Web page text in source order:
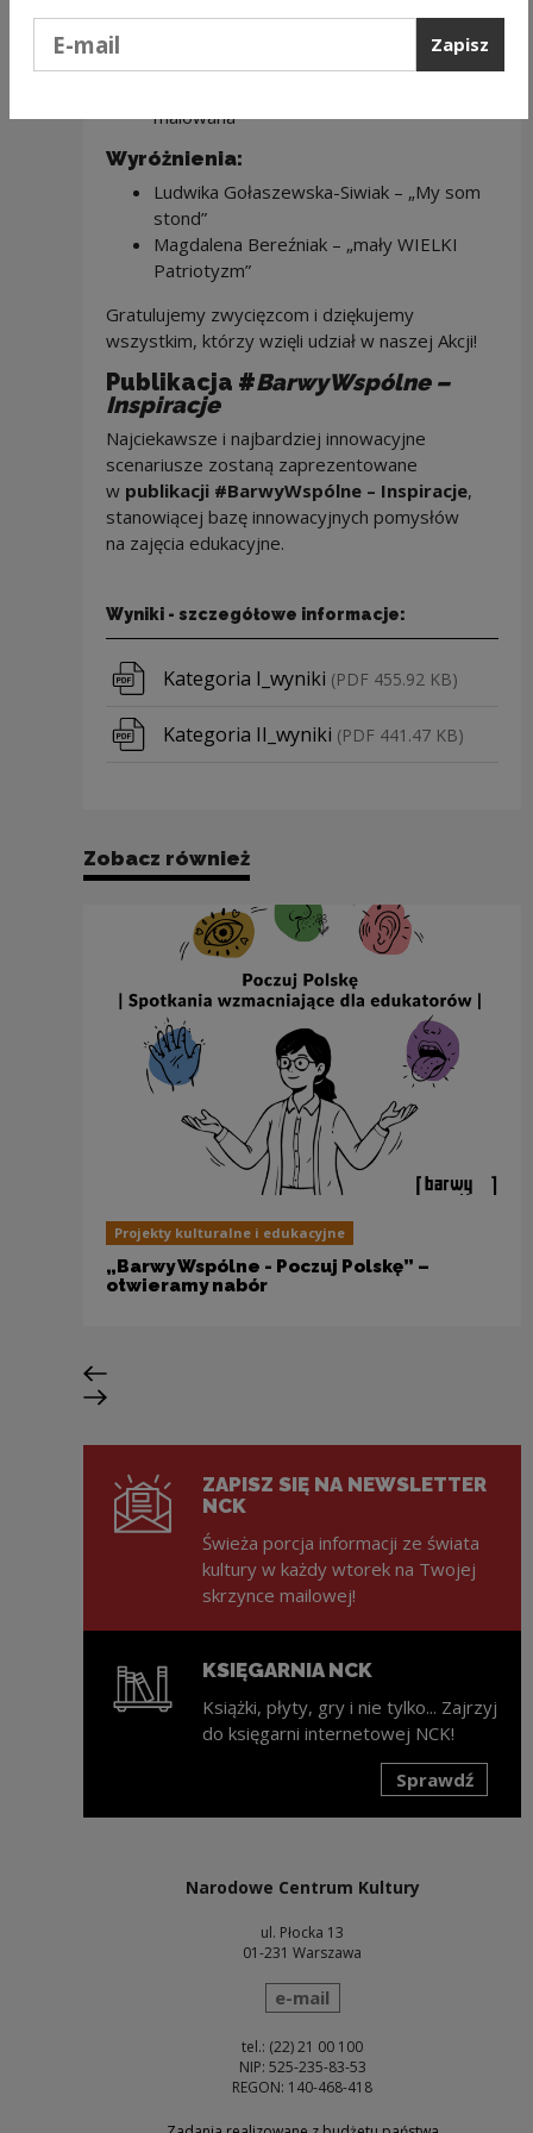
Paulina Bartoszewicz, Kinga
Bartoszewicz, Magdalena Bereźniak –
„Nadaj nowe życie starym zabytkom”
malowana”
Wyróżnienia:
Ludwika Gołaszewska-Siwiak – „My som
stond”
Magdalena Bereźniak – „mały WIELKI
Patriotyzm”
Gratulujemy zwycięzcom i dziękujemy
wszystkim, którzy wzięli udział w naszej Akcji!
Publikacja #BarwyWspólne –
Inspiracje
Najciekawsze i najbardziej innowacyjne
scenariusze zostaną zaprezentowane
w publikacji #BarwyWspólne – Inspiracje,
stanowiącej bazę innowacyjnych pomysłów
na zajęcia edukacyjne.
Wyniki - szczegółowe informacje:
Pobierz plik
Kategoria I_wyniki (PDF 455.92 KB)
Pobierz plik
Kategoria II_wyniki (PDF 441.47 KB)
Zobacz również
Projekty kulturalne i edukacyjne
„Barwy Wspólne - Poczuj Polskę” –
otwieramy nabór
Poprzedni slajd
Następny slajd
ZAPISZ SIĘ NA NEWSLETTER
NCK
Świeża porcja informacji ze świata
kultury w każdy wtorek na Twojej
skrzynce mailowej!
KSIĘGARNIA NCK
Książki, płyty, gry i nie tylko... Zajrzyj
do księgarni internetowej NCK!
Sprawdź
Narodowe Centrum Kultury
ul. Płocka 13
01-231 Warszawa
wyślij wiadomość
e-mail
tel.: (22) 21 00 100
NIP: 525-235-83-53
REGON: 140-468-418
Zapisz